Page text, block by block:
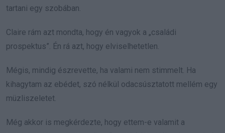
tartani egy szobában.
Claire rám azt mondta, hogy én vagyok a „családi
prospektus”. Én rá azt, hogy elviselhetetlen.
Mégis, mindig észrevette, ha valami nem stimmelt. Ha
kihagytam az ebédet, szó nélkül odacsúsztatott mellém egy
müzliszeletet.
Még akkor is megkérdezte, hogy ettem-e valamit a